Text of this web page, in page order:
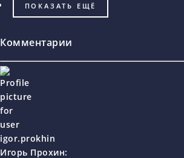
ПОКАЗАТЬ ЕЩЁ
Комментарии
Игорь Прохин: